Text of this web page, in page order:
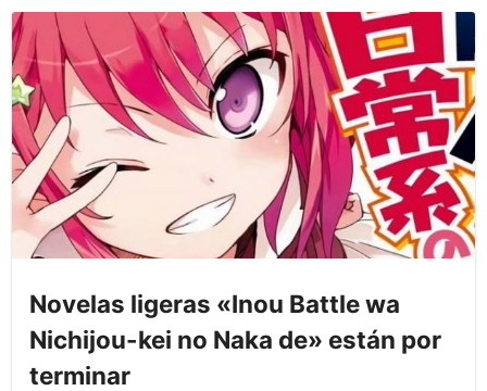
Novelas ligeras «Inou Battle wa
Nichijou-kei no Naka de» están por
terminar